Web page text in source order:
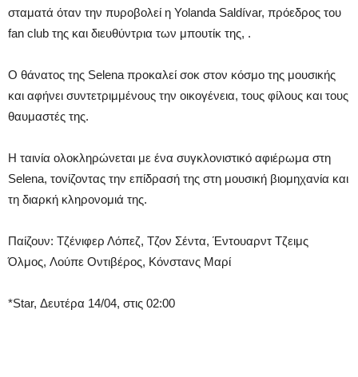
σταματά όταν την πυροβολεί η Yolanda Saldívar, πρόεδρος του
fan club της και διευθύντρια των μπουτίκ της, .
Ο θάνατος της Selena προκαλεί σοκ στον κόσμο της μουσικής
και αφήνει συντετριμμένους την οικογένεια, τους φίλους και τους
θαυμαστές της.
Η ταινία ολοκληρώνεται με ένα συγκλονιστικό αφιέρωμα στη
Selena, τονίζοντας την επίδρασή της στη μουσική βιομηχανία και
τη διαρκή κληρονομιά της.
Παίζουν: Τζένιφερ Λόπεζ, Τζον Σέντα, Έντουαρντ Τζειμς
Όλμος, Λούπε Οντιβέρος, Κόνστανς Μαρί
*Star, Δευτέρα 14/04, στις 02:00